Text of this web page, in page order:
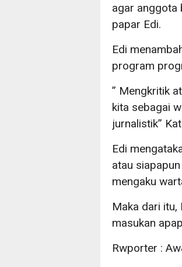
agar anggota
papar Edi.
Edi
program
” Mengkritik
kita sebagai
jurnalistik”
Edi
atau
mengaku
Maka dari itu,
masukan
Rwporter :